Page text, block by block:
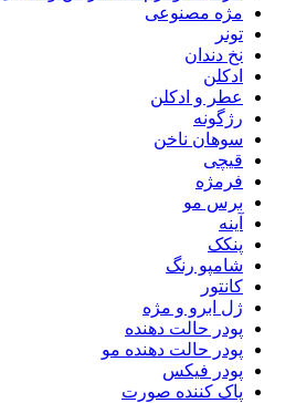
مژه مصنوعی
تونر
نخ دندان
ادکلن
عطر و ادکلن
رژگونه
سوهان ناخن
قیچی
فرمژه
برس مو
آینه
پنکک
شامپو رنگ
کانتور
ژل ابرو و مژه
پودر حالت دهنده
پودر حالت دهنده مو
پودر فیکس
پاک کننده صورت